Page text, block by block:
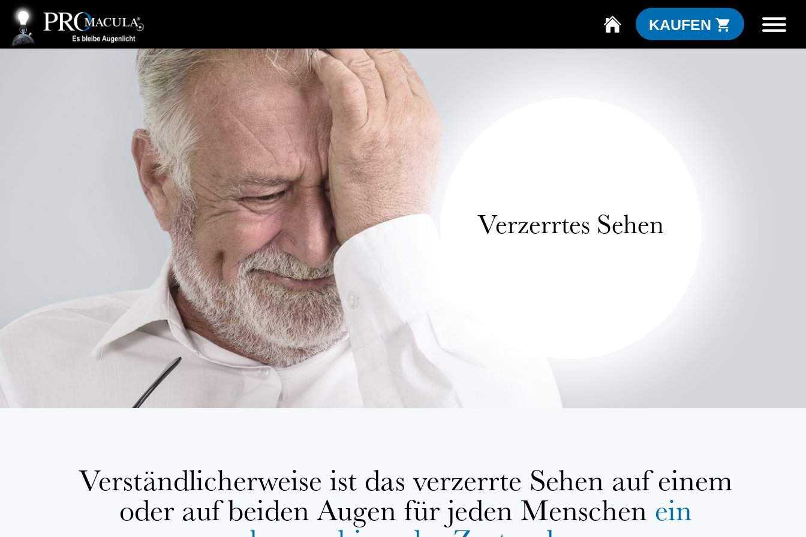
KAUFEN
Verzerrtes Sehen
Verständlicherweise ist das verzerrte Sehen auf einem
oder auf beiden Augen für jeden Menschen ein